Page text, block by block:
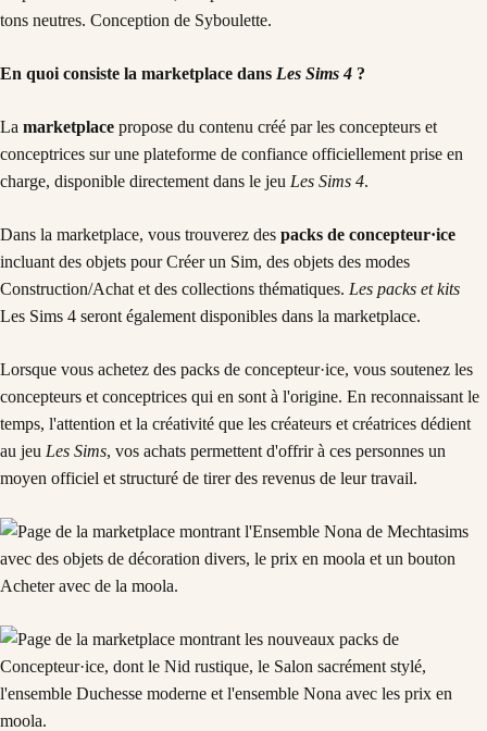
En quoi consiste la marketplace dans Les Sims 4 ?
La marketplace propose du contenu créé par les concepteurs et
conceptrices sur une plateforme de confiance officiellement prise en
charge, disponible directement dans le jeu Les Sims 4.
Dans la marketplace, vous trouverez des packs de concepteur·ice
incluant des objets pour Créer un Sim, des objets des modes
Construction/Achat et des collections thématiques. Les packs et kits
Les Sims 4 seront également disponibles dans la marketplace.
Lorsque vous achetez des packs de concepteur·ice, vous soutenez les
concepteurs et conceptrices qui en sont à l'origine. En reconnaissant le
temps, l'attention et la créativité que les créateurs et créatrices dédient
au jeu Les Sims, vos achats permettent d'offrir à ces personnes un
moyen officiel et structuré de tirer des revenus de leur travail.